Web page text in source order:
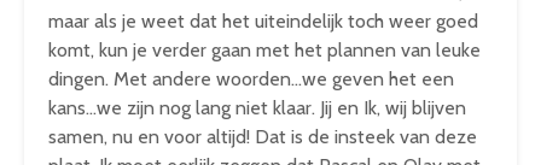
maar als je weet dat het uiteindelijk toch weer goed
komt, kun je verder gaan met het plannen van leuke
dingen. Met andere woorden…we geven het een
kans…we zijn nog lang niet klaar. Jij en Ik, wij blijven
samen, nu en voor altijd! Dat is de insteek van deze